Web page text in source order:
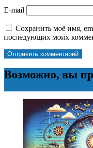
E-mail
Сохранить моё имя,
последующих моих
Возможно, вы